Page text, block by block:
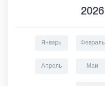
2026
Январь Февраль
Апрель Май